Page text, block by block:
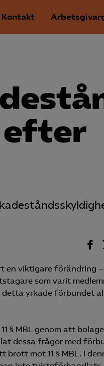
Kontakt
efter
en viktigare förändring
som varit
detta yrkade förbundet
§ MBL genom att
dessa frågor med
mot 11 § MBL. I